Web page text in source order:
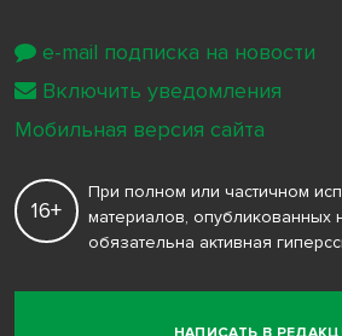
16+
При полном или частичном
материалов, опубликованных
обязательна активная
e-mail подписка на новости
Включить уведомления
Мобильная версия сайта